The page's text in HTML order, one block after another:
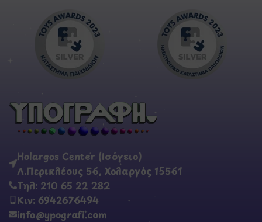
Holargos Center (Ισόγειο)
Λ.Περικλέους 56, Χολαργός 15561
Τηλ: 210 65 22 282
Κιν: 6942676494
info@ypografi.com